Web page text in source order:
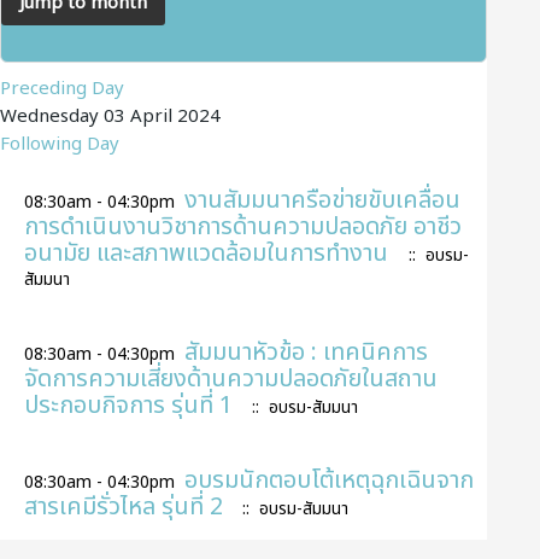
Preceding Day
Wednesday 03 April 2024
Following Day
08:30am - 04:30pm งานสัมมนาครือข่ายขับเคลื่อน
การดำเนินงานวิชาการด้านความปลอดภัย อาชีว
อนามัย และสภาพแวดล้อมในการทำงาน
:: อบรม-
สัมมนา
08:30am - 04:30pm สัมมนาหัวข้อ : เทคนิคการ
จัดการความเสี่ยงด้านความปลอดภัยในสถาน
ประกอบกิจการ รุ่นที่ 1 :: อบรม-สัมมนา
08:30am - 04:30pm อบรมนักตอบโต้เหตุฉุกเฉินจาก
สารเคมีรั่วไหล รุ่นที่ 2 :: อบรม-สัมมนา